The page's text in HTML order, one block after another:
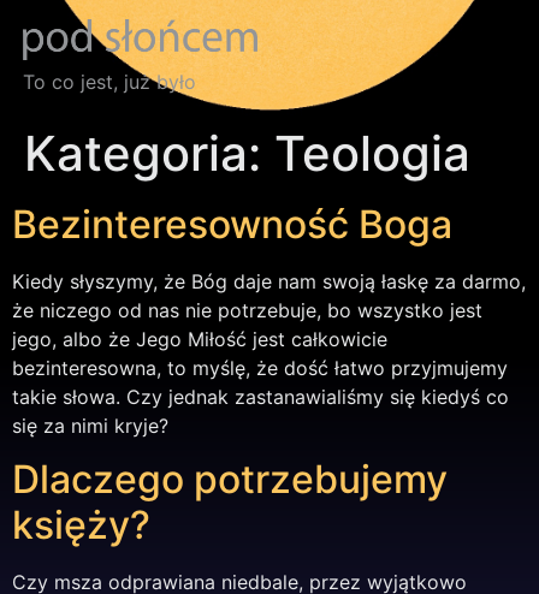
To co jest, już było
Kategoria: Teologia
Bezinteresowność Boga
Kiedy słyszymy, że Bóg daje nam swoją łaskę za darmo,
że niczego od nas nie potrzebuje, bo wszystko jest
jego, albo że Jego Miłość jest całkowicie
bezinteresowna, to myślę, że dość łatwo przyjmujemy
takie słowa. Czy jednak zastanawialiśmy się kiedyś co
się za nimi kryje?
Dlaczego potrzebujemy
księży?
Czy msza odprawiana niedbale, przez wyjątkowo